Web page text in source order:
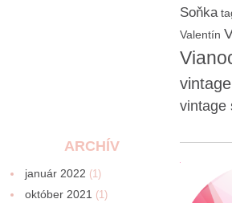
Soňka
Valentín
vintage
ARCHÍV
január 2022 (1)
október 2021 (1)